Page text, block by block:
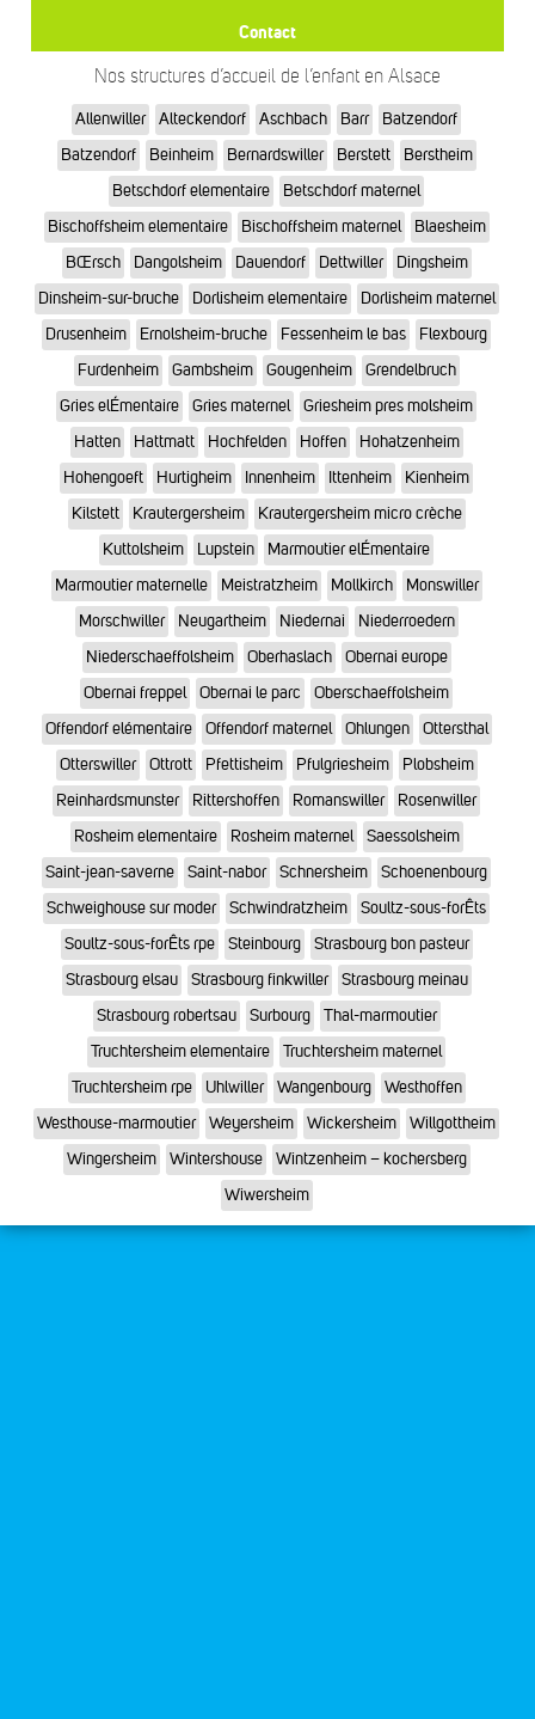
Contact
Nos structures d’accueil de l’enfant en Alsace
Allenwiller Alteckendorf Aschbach Barr
Batzendorf
Batzendorf
Beinheim Bernardswiller Berstett
Berstheim
Betschdorf elementaire
Betschdorf maternel
Bischoffsheim elementaire
Bischoffsheim maternel
Blaesheim
BŒrsch
Dangolsheim Dauendorf Dettwiller
Dingsheim
Dinsheim-sur-bruche
Dorlisheim elementaire
Dorlisheim maternel
Drusenheim
Ernolsheim-bruche Fessenheim le bas
Flexbourg
Furdenheim
Gambsheim Gougenheim
Grendelbruch
Gries elÉmentaire
Gries maternel
Griesheim pres molsheim
Hatten
Hattmatt Hochfelden Hoffen
Hohatzenheim
Hohengoeft
Hurtigheim Innenheim Ittenheim
Kienheim
Kilstett
Krautergersheim
Krautergersheim micro crèche
Kuttolsheim
Lupstein
Marmoutier elÉmentaire
Marmoutier maternelle
Meistratzheim Mollkirch
Monswiller
Morschwiller
Neugartheim Niedernai
Niederroedern
Niederschaeffolsheim
Oberhaslach
Obernai europe
Obernai freppel
Obernai le parc
Oberschaeffolsheim
Offendorf elémentaire
Offendorf maternel Ohlungen
Ottersthal
Otterswiller
Ottrott Pfettisheim Pfulgriesheim
Plobsheim
Reinhardsmunster
Rittershoffen Romanswiller
Rosenwiller
Rosheim elementaire
Rosheim maternel
Saessolsheim
Saint-jean-saverne
Saint-nabor Schnersheim
Schoenenbourg
Schweighouse sur moder
Schwindratzheim
Soultz-sous-forÊts
Soultz-sous-forÊts rpe
Steinbourg
Strasbourg bon pasteur
Strasbourg elsau
Strasbourg finkwiller
Strasbourg meinau
Strasbourg robertsau
Surbourg
Thal-marmoutier
Truchtersheim elementaire
Truchtersheim maternel
Truchtersheim rpe
Uhlwiller Wangenbourg
Westhoffen
Westhouse-marmoutier
Weyersheim Wickersheim
Willgottheim
Wingersheim
Wintershouse
Wintzenheim – kochersberg
Wiwersheim